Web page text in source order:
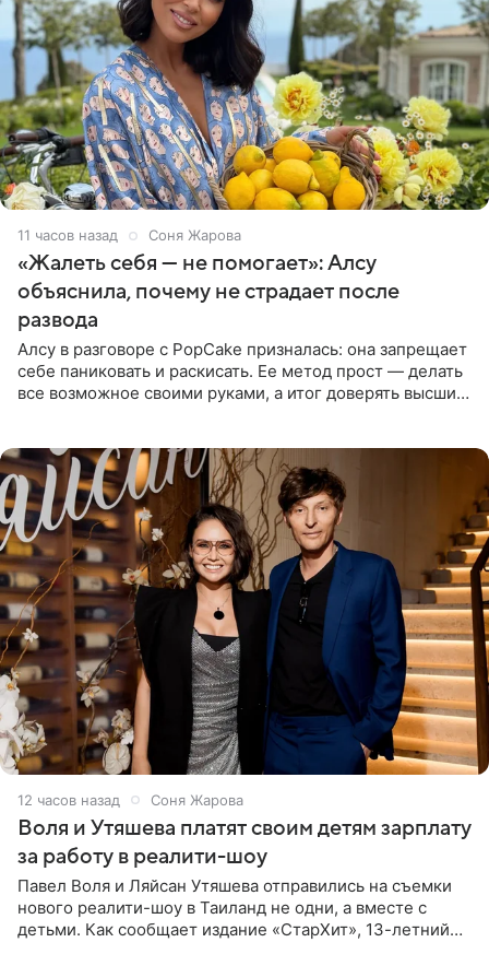
11 часов назад Соня Жарова
«Жалеть себя — не помогает»: Алсу
объяснила, почему не страдает после
развода
Алсу в разговоре с PopCake призналась: она запрещает
себе паниковать и раскисать. Ее метод прост — делать
все возможное своими руками, а итог доверять высшим
12 часов назад Соня Жарова
Воля и Утяшева платят своим детям зарплату
за работу в реалити-шоу
Павел Воля и Ляйсан Утяшева отправились на съемки
нового реалити-шоу в Таиланд не одни, а вместе с
детьми. Как сообщает издание «СтарХит», 13-летний